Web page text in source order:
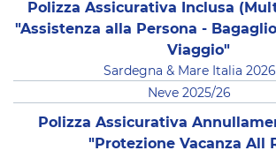
Polizza Assicurativa Inclusa
"Assistenza alla Persona -
Viaggio"
Sardegna & Mare Italia 2026
Neve 2025/26
Polizza Assicurativa
"Protezione Vacanza All